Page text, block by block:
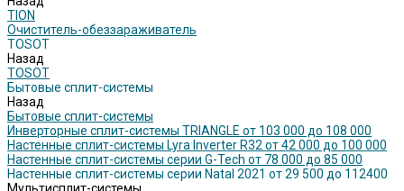
TION
Очиститель-обеззараживатель
TOSOT
Назад
TOSOT
Бытовые сплит-системы
Назад
Бытовые сплит-системы
Инверторные сплит-системы TRIANGLE от 103 000 до 108 000
Настенные сплит-системы Lyra Inverter R32 от 42 000 до 100 000
Настенные сплит-системы серии G-Tech от 78 000 до 85 000
Настенные сплит-системы серии Natal 2021 от 29 500 до 112400